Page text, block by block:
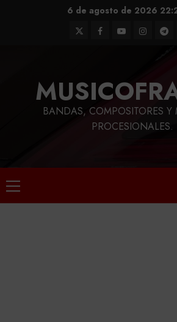
6 de agosto de 2026
TwitterFacebook
Youtube
BANDAS, COMPOSITORES Y
PROCESIONALES.
Menú
principal